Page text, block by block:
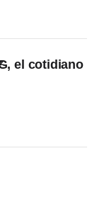
el cotidiano